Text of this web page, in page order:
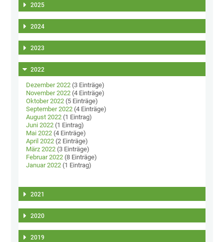
2025
2024
2023
2022
Dezember 2022 (3 Einträge)
November 2022 (4 Einträge)
Oktober 2022 (5 Einträge)
September 2022 (4 Einträge)
August 2022 (1 Eintrag)
Juni 2022 (1 Eintrag)
Mai 2022 (4 Einträge)
April 2022 (2 Einträge)
März 2022 (3 Einträge)
Februar 2022 (8 Einträge)
Januar 2022 (1 Eintrag)
2021
2020
2019